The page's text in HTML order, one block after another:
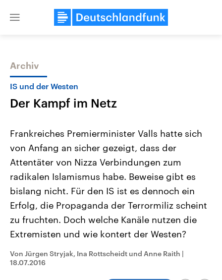
Close
Themen
USA
Aktuelle Beiträge, Analysen und
Hintergründe
Wirtschaftlich und militärisch
gehören die Vereinigten Staaten zu
den mächtigsten Ländern der Erde,
mit großem Einfluss auf das
Nahostkonflikt
Aktuelle Lage und
Der Überfall der
Terrororganisation Hamas
Oktober 2023 auf Israel
Israel möchte die Hamas
Libanon vom Iran
Sendungen Programm Podcasts
Archiv
IS und der Westen
Der Kampf im Netz
Frankreiches Premierminister Valls hatte sich
von Anfang an sicher gezeigt, dass der
Attentäter von Nizza Verbindungen zum
radikalen Islamismus habe. Beweise gibt es
bislang nicht. Für den IS ist es dennoch ein
Erfolg, die Propaganda der Terrormiliz scheint
zu fruchten. Doch welche Kanäle nutzen die
Extremisten und wie kontert der Westen?
Von Jürgen Stryjak, Ina Rottscheidt und Anne Raith |
18.07.2016